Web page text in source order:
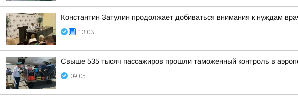
Константин Затулин продолжает добиваться внимания к нуждам
13:03
Свыше 535 тысяч пассажиров прошли таможенный контроль в
09:05